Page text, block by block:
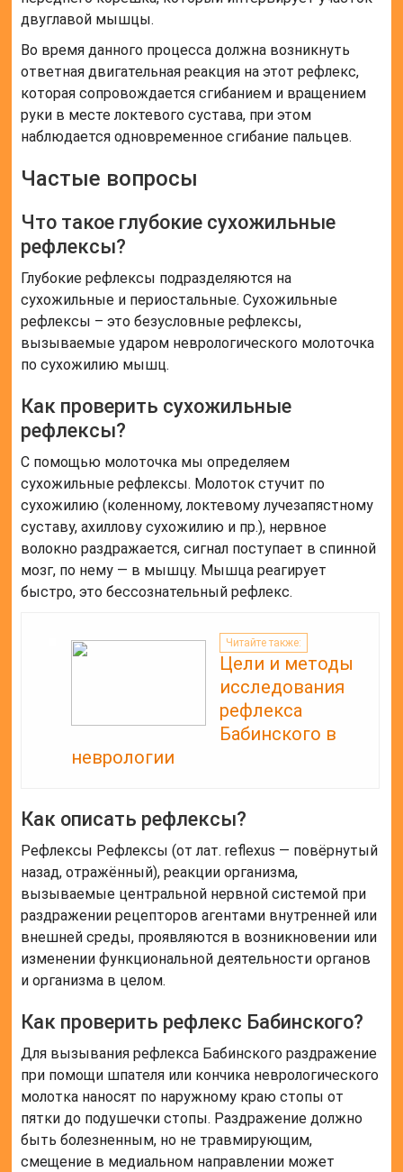
двуглавой мышцы.
Во время данного процесса должна возникнуть
ответная двигательная реакция на этот рефлекс,
которая сопровождается сгибанием и вращением
руки в месте локтевого сустава, при этом
наблюдается одновременное сгибание пальцев.
Частые вопросы
Что такое глубокие сухожильные
рефлексы?
Глубокие рефлексы подразделяются на
сухожильные и периостальные. Сухожильные
рефлексы – это безусловные рефлексы,
вызываемые ударом неврологического молоточка
по сухожилию мышц.
Как проверить сухожильные
рефлексы?
С помощью молоточка мы определяем
сухожильные рефлексы. Молоток стучит по
сухожилию (коленному, локтевому лучезапястному
суставу, ахиллову сухожилию и пр.), нервное
волокно раздражается, сигнал поступает в спинной
мозг, по нему — в мышцу. Мышца реагирует
быстро, это бессознательный рефлекс.
Читайте также:
Цели и методы
исследования
рефлекса
Бабинского в
неврологии
Как описать рефлексы?
Рефлексы Рефлексы (от лат. reflexus — повёрнутый
назад, отражённый), реакции организма,
вызываемые центральной нервной системой при
раздражении рецепторов агентами внутренней или
внешней среды, проявляются в возникновении или
изменении функциональной деятельности органов
и организма в целом.
Как проверить рефлекс Бабинского?
Для вызывания рефлекса Бабинского раздражение
при помощи шпателя или кончика неврологического
молотка наносят по наружному краю стопы от
пятки до подушечки стопы. Раздражение должно
быть болезненным, но не травмирующим,
смещение в медиальном направлении может